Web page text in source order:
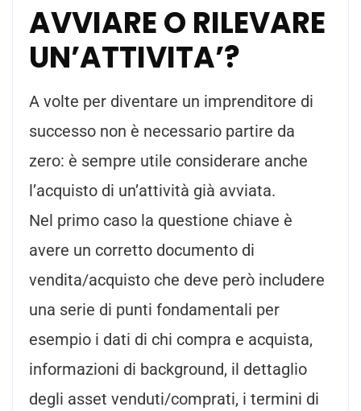
AVVIARE O RILEVARE
UN’ATTIVITA’?
A volte per diventare un imprenditore di
successo non è necessario partire da
zero: è sempre utile considerare anche
l’acquisto di un’attività già avviata.
Nel primo caso la questione chiave è
avere un corretto documento di
vendita/acquisto che deve però includere
una serie di punti fondamentali per
esempio i dati di chi compra e acquista,
informazioni di background, il dettaglio
degli asset venduti/comprati, i termini di